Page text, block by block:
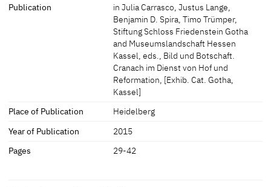
Publication
in Julia Carrasco, Justus Lange,
Benjamin D. Spira, Timo Trümper,
Stiftung Schloss Friedenstein Gotha
and Museumslandschaft Hessen
Kassel, eds., Bild und Botschaft.
Cranach im Dienst von Hof und
Reformation, [Exhib. Cat. Gotha,
Kassel]
Place of Publication
Heidelberg
Year of Publication
2015
Pages
29-42